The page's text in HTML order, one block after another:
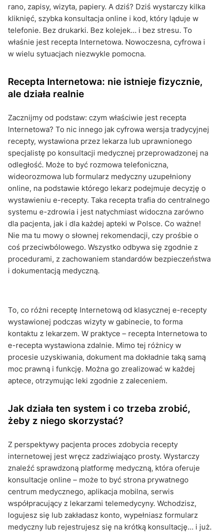
rano, zapisy, wizyta, papiery. A dziś? Dziś wystarczy kilka
kliknięć, szybka konsultacja online i kod, który ląduje w
telefonie. Bez drukarki. Bez kolejek… i bez stresu. To
właśnie jest recepta Internetowa. Nowoczesna, cyfrowa i
w wielu sytuacjach niezwykle pomocna.
Recepta Internetowa: nie istnieje fizycznie,
ale działa realnie
Zacznijmy od podstaw: czym właściwie jest recepta
Internetowa? To nic innego jak cyfrowa wersja tradycyjnej
recepty, wystawiona przez lekarza lub uprawnionego
specjalistę po konsultacji medycznej przeprowadzonej na
odległość. Może to być rozmowa telefoniczna,
wideorozmowa lub formularz medyczny uzupełniony
online, na podstawie którego lekarz podejmuje decyzję o
wystawieniu e-recepty. Taka recepta trafia do centralnego
systemu e-zdrowia i jest natychmiast widoczna zarówno
dla pacjenta, jak i dla każdej apteki w Polsce. Co ważne!
Nie ma tu mowy o słownej rekomendacji, czy prośbie o
coś przeciwbólowego. Wszystko odbywa się zgodnie z
procedurami, z zachowaniem standardów bezpieczeństwa
i dokumentacją medyczną.
To, co różni receptę Internetową od klasycznej e-recepty
wystawionej podczas wizyty w gabinecie, to forma
kontaktu z lekarzem. W praktyce – recepta Internetowa to
e-recepta wystawiona zdalnie. Mimo tej różnicy w
procesie uzyskiwania, dokument ma dokładnie taką samą
moc prawną i funkcję. Można go zrealizować w każdej
aptece, otrzymując leki zgodnie z zaleceniem.
Jak działa ten system i co trzeba zrobić,
żeby z niego skorzystać?
Z perspektywy pacjenta proces zdobycia recepty
internetowej jest wręcz zadziwiająco prosty. Wystarczy
znaleźć sprawdzoną platformę medyczną, która oferuje
konsultacje online – może to być strona prywatnego
centrum medycznego, aplikacja mobilna, serwis
współpracujący z lekarzami telemedycyny. Wchodzisz,
logujesz się lub zakładasz konto, wypełniasz formularz
medyczny lub rejestrujesz się na krótką konsultację… i już.